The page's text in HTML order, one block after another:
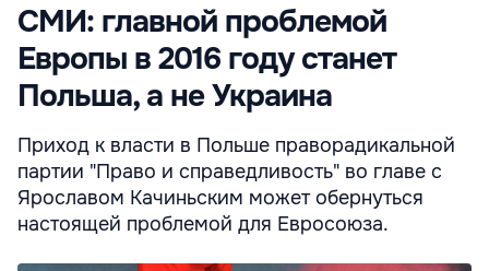
СМИ: главной проблемой
Европы в 2016 году станет
Польша, а не Украина
Приход к власти в Польше праворадикальной
партии "Право и справедливость" во главе с
Ярославом Качиньским может обернуться
настоящей проблемой для Евросоюза.